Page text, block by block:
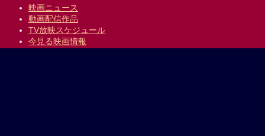
映画ニュース
動画配信作品
TV放映スケジュール
今見る映画情報